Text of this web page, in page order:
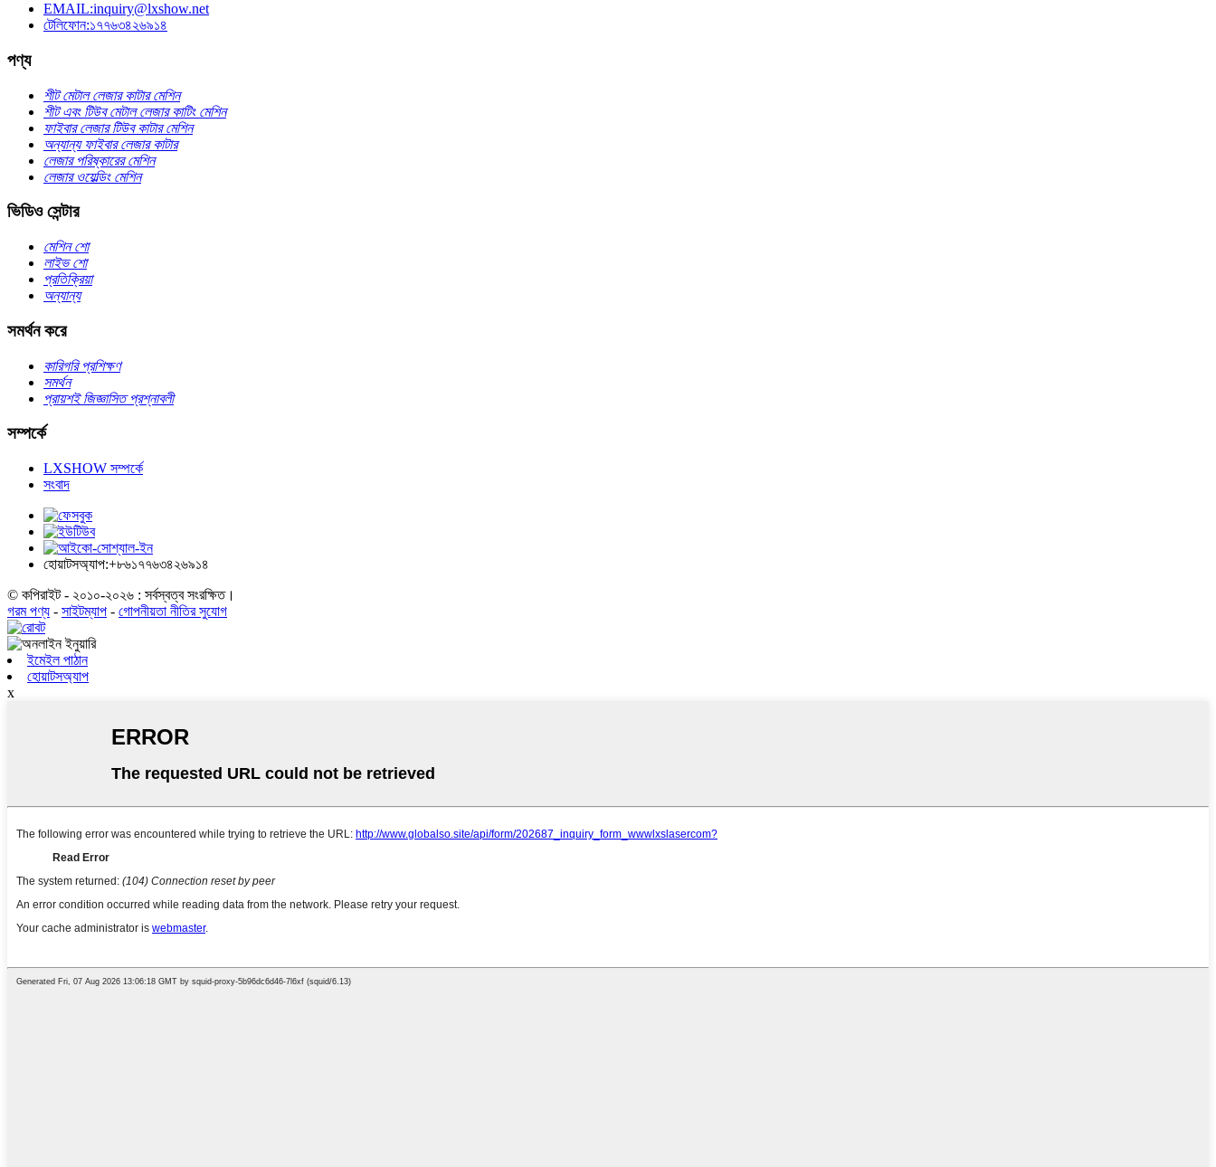
EMAIL:inquiry@lxshow.net
টেলিফোন:১৭৭৬৩৪২৬৯১৪
পণ্য
শীট মেটাল লেজার কাটার মেশিন
শীট এবং টিউব মেটাল লেজার কাটিং মেশিন
ফাইবার লেজার টিউব কাটার মেশিন
অন্যান্য ফাইবার লেজার কাটার
লেজার পরিষ্কারের মেশিন
লেজার ওয়েল্ডিং মেশিন
ভিডিও সেন্টার
মেশিন শো
লাইভ শো
প্রতিক্রিয়া
অন্যান্য
সমর্থন করে
কারিগরি প্রশিক্ষণ
সমর্থন
প্রায়শই জিজ্ঞাসিত প্রশ্নাবলী
সম্পর্কে
LXSHOW সম্পর্কে
সংবাদ
হোয়াটসঅ্যাপ:+৮৬১৭৭৬৩৪২৬৯১৪
© কপিরাইট - ২০১০-২০২৬ : সর্বস্বত্ব সংরক্ষিত।
গরম পণ্য - সাইটম্যাপ - গোপনীয়তা নীতির সুযোগ
ইমেইল পাঠান
হোয়াটসঅ্যাপ
x